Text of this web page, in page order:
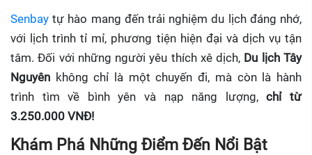
Senbay tự hào mang đến trải nghiệm du lịch đáng nhớ,
với lịch trình tỉ mỉ, phương tiện hiện đại và dịch vụ tận
tâm. Đối với những người yêu thích xê dịch, Du lịch Tây
Nguyên không chỉ là một chuyến đi, mà còn là hành
trình tìm về bình yên và nạp năng lượng,chỉ từ
3.250.000 VNĐ!
Khám Phá Những Điểm Đến Nổi Bật